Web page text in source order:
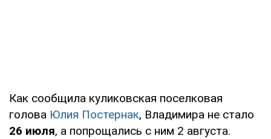
Как сообщила куликовская поселковая
голова Юлия Постернак, Владимира не стало
26 июля, а попрощались с ним 2 августа.